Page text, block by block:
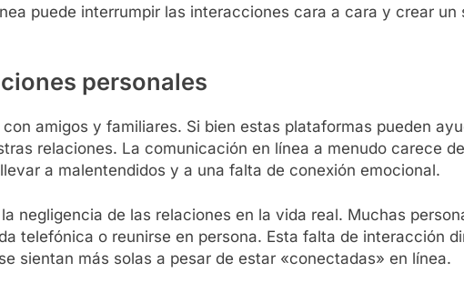
puede interrumpir las interacciones cara a cara y crear un
personales
amigos y familiares. Si bien estas plataformas pueden
relaciones. La comunicación en línea a menudo carece
a malentendidos y a una falta de conexión emocional.
negligencia de las relaciones en la vida real. Muchas
telefónica o reunirse en persona. Esta falta de interacción
sientan más solas a pesar de estar «conectadas» en línea.